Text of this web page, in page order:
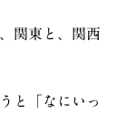
関東と、関西
と「なにいっ